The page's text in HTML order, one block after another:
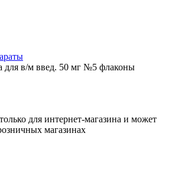
для в/м введ. 50 мг №5 флаконы
для интернет-магазина и может
магазинах